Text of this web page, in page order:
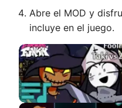
Abre el MOD y
incluye en el juego.